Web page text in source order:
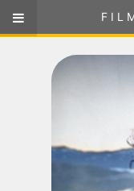
FILMES NO
SELECIONE SUA
PRÓXIMOS